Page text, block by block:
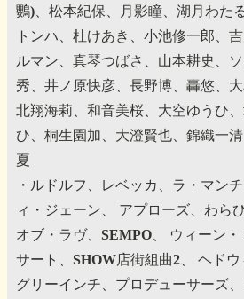
鸚)、松本紀保、月影瞳、湖月わた
トンハ、杜けあき、小池修一郎、吉
ルマン、真琴つばさ、山本耕史、ソ
秀、井ノ原快彦、長野博、轟悠、大
北翔海莉、和音美桜、大空ゆうひ、
ひ、桐生園加、大澄賢也、錦織一清
夏
・ルドルフ、レベッカ、ラ・マン
ィ・ジェーン、
アプローズ、わら
オブ・ラヴ、SEMPO、
ウィーン
サート、SHOW店街組曲2、
ヘドウ
グリーインチ、プロデューサーズ、